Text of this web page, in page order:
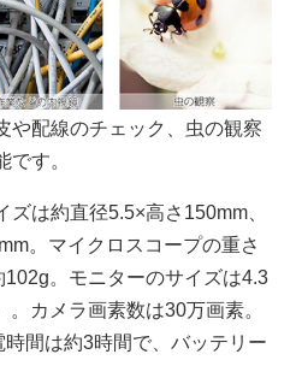
配線のチェック、虫の観察
す。
は約直径5.5×高さ150mm、
。マイクロスコープの重さ
。モニターのサイズは4.3
カメラ画素数は30万画素。
間は約3時間で、バッテリー